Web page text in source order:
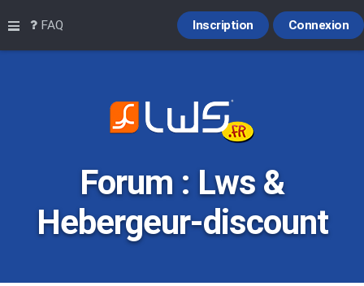
Raccourcis
FAQ Connexion
Inscription
Forum : Lws &
Hebergeur-discount